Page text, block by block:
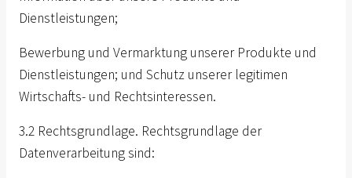
Dienstleistungen;
Bewerbung und Vermarktung unserer Produkte und
Dienstleistungen; und Schutz unserer legitimen
Wirtschafts- und Rechtsinteressen.
3.2 Rechtsgrundlage. Rechtsgrundlage der
Datenverarbeitung sind: